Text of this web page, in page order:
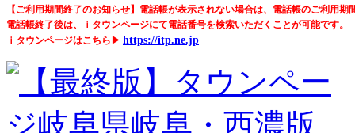
【ご利用期間終了のお知らせ】電話帳が表示されない場合は、電話帳のご利用期
電話帳終了後は、ｉタウンページにて電話番号を検索いただくことが可能です。
ｉタウンページはこちら▶ https://itp.ne.jp